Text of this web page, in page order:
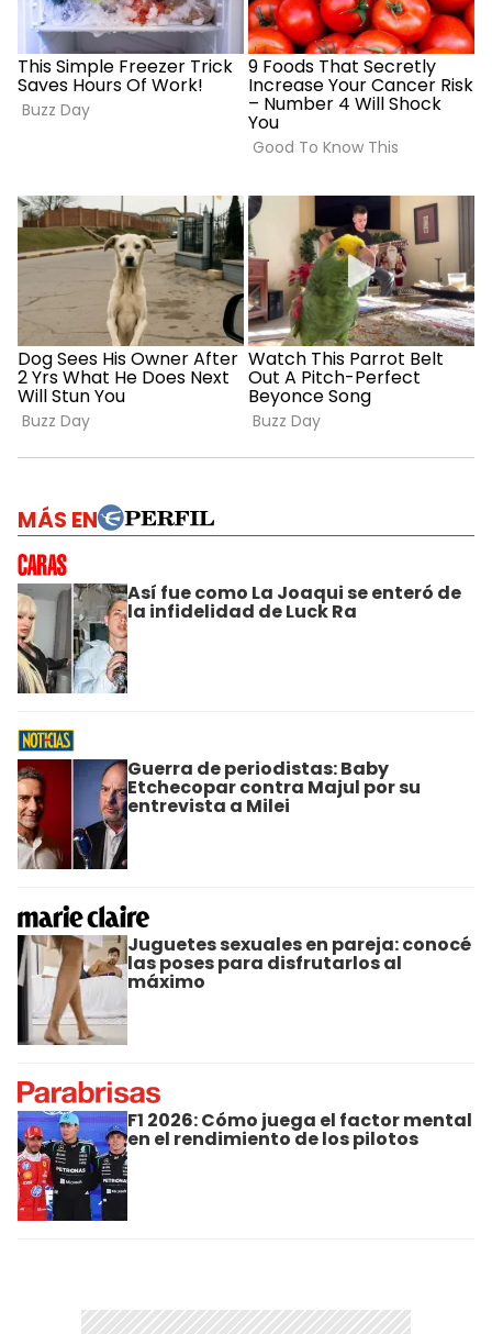
MÁS EN
Así fue como La Joaqui se enteró de
la infidelidad de Luck Ra
Guerra de periodistas: Baby
Etchecopar contra Majul por su
entrevista a Milei
Juguetes sexuales en pareja: conocé
las poses para disfrutarlos al
máximo
F1 2026: Cómo juega el factor mental
en el rendimiento de los pilotos